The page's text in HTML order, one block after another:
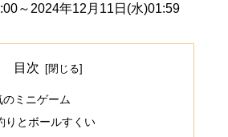
～2024年12月11日(水)01:59
目次
ミニゲーム
りとボールすくい